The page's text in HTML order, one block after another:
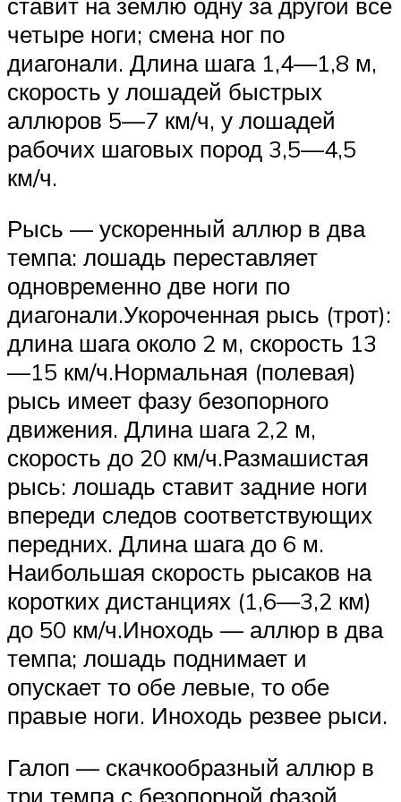
четыре ноги; смена ног по
диагонали. Длина шага 1,4—1,8 м,
скорость у лошадей быстрых
аллюров 5—7 км/ч, у лошадей
рабочих шаговых пород 3,5—4,5
км/ч.
Рысь — ускоренный аллюр в два
темпа: лошадь переставляет
одновременно две ноги по
диагонали.Укороченная рысь (трот):
длина шага около 2 м, скорость 13
—15 км/ч.Нормальная (полевая)
рысь имеет фазу безопорного
движения. Длина шага 2,2 м,
скорость до 20 км/ч.Размашистая
рысь: лошадь ставит задние ноги
впереди следов соответствующих
передних. Длина шага до 6 м.
Наибольшая скорость рысаков на
коротких дистанциях (1,6—3,2 км)
до 50 км/ч.Иноходь — аллюр в два
темпа; лошадь поднимает и
опускает то обе левые, то обе
правые ноги. Иноходь резвее рыси.
Галоп — скачкообразный аллюр в
три темпа с безопорной фазой.